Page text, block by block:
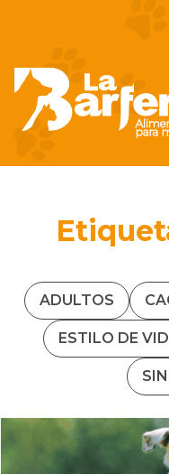
LA
ADULTOS
ESTILO DE